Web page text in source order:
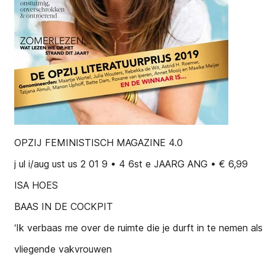
OPZIJ FEMINISTISCH MAGAZINE 4.0
j ul i/aug ust us 2 01 9 • 4 6st e JAARG ANG • € 6,99
ISA HOES
BAAS IN DE COCKPIT
‘Ik verbaas me over de ruimte die je durft in te nemen als
vliegende vakvrouwen